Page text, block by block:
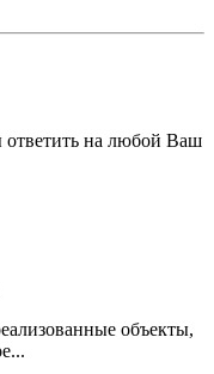
на любой Ваш
объекты,